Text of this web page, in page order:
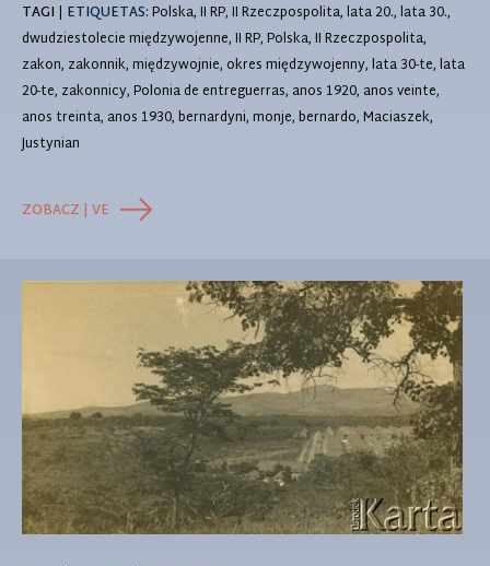
TAGI | ETIQUETAS: Polska, II RP, II Rzeczpospolita, lata 20., lata 30.,
dwudziestolecie międzywojenne, II RP, Polska, II Rzeczpospolita,
zakon, zakonnik, międzywojnie, okres międzywojenny, lata 30-te, lata
20-te, zakonnicy, Polonia de entreguerras, anos 1920, anos veinte,
anos treinta, anos 1930, bernardyni, monje, bernardo, Maciaszek,
Justynian
ZOBACZ | VE